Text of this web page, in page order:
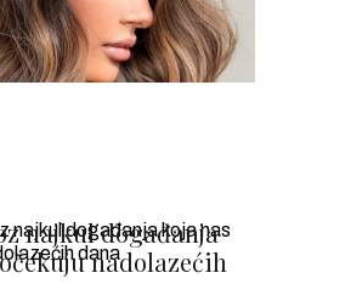
najkul događanja
nadolazećih